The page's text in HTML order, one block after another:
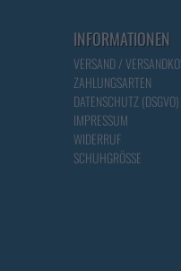
INFORMATIONEN
VERSAND /
ZAHLUNGSARTEN
DATENSCHUTZ (DSGVO)
IMPRESSUM
WIDERRUF
SCHUHGRÖSSE